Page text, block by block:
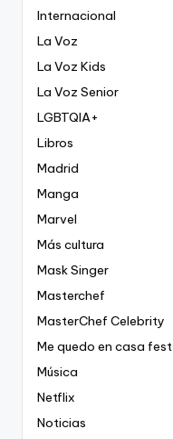
Internacional
La Voz
La Voz Kids
La Voz Senior
LGBTQIA+
Libros
Madrid
Manga
Marvel
Más cultura
Mask Singer
Masterchef
MasterChef Celebrity
Me quedo en casa fest
Música
Netflix
Noticias